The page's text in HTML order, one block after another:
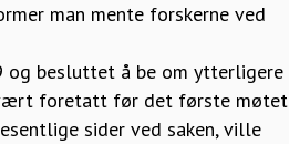
man mente forskerne ved
og besluttet å be om ytterligere
vært foretatt før det første møtet
sider ved saken, ville